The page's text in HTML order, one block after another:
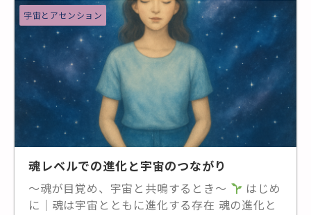
宇宙とアセンション
魂レベルでの進化と宇宙のつながり
～魂が目覚め、宇宙と共鳴するとき～
はじめ
に｜魂は宇宙とともに進化する存在 魂の進化と